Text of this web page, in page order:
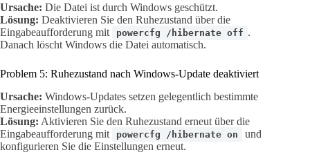
Ursache: Die Datei ist durch Windows geschützt.
Lösung: Deaktivieren Sie den Ruhezustand über die
Eingabeaufforderung mit
powercfg /hibernate off .
Danach löscht Windows die Datei automatisch.
Problem 5: Ruhezustand nach Windows-Update deaktiviert
Ursache: Windows-Updates setzen gelegentlich bestimmte
Energieeinstellungen zurück.
Lösung: Aktivieren Sie den Ruhezustand erneut über die
Eingabeaufforderung mit
powercfg /hibernate on
und
konfigurieren Sie die Einstellungen erneut.